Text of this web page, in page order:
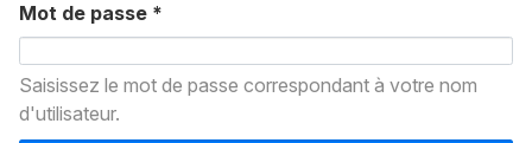
Mot de passe *
Saisissez le mot de passe correspondant à votre nom
d'utilisateur.